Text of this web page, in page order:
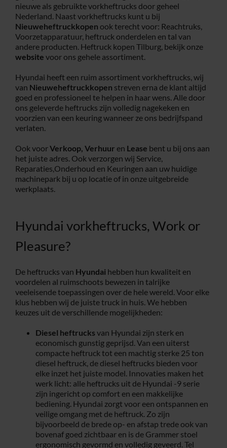
Contact
nieuwe als gebruikte vorkheftrucks door geheel
Nederland. Naast vorkheftrucks kunt u bij
Nieuweheftruckkopen ook terecht voor: Reachtruks,
Voorzetapparatuur, heftruck onderdelen en tal van
andere producten. Heftruck kopen Tilburg, bekijk onze
website voor ons gehele assortiment.
Hyundai heeft een ruim assortiment vorkheftrucks, wij
van Nieuweheftruckkopen streven erna de klant altijd
goed en professioneel te helpen in haar wens. Alle door
ons geleverde heftrucks zijn volledig nagekeken en
voorzien van een keuring wanneer ze ons bedrijfspand
verlaten.
Ook voorVerkoop, Verhuur en Lease bent u bij ons aan
het juiste adres. Ook verzorgen wij Service,
Reparaties,Onderhoud en Keuringen aan uw huidige
machinepark bij u op locatie of in onze uitgebreide
werkplaats.
Hyundai vorkheftrucks, Work or
Pleasure?
De heftrucks van Hyundai hebben hun kwaliteit en
voordelen al ruimschoots bewezen in talrijke
veeleisende toepassingen over de hele wereld. Voor elke
klus hebben wij de juiste truck in huis. We hebben
keuzes uit de verschillende mogelijkheden:
Diesel heftrucks van Hyundai zijn sterk en
economisch gunstig geprijsd. Van een uiterst
compacte heftruck tot een machtig sterke 25 ton
diesel heftruck, de diesel heftrucks bieden voor
elke inzet het juiste model. Innovaties maken het
werk licht: alle heftrucks uit de Hyundai -9 serie
zijn ingericht op comfort en een makkelijke
bediening. Hyundai zorgt voor een ontspannen en
veilige omgang met de heftruck. Zo zijn
bijvoorbeeld de brede op- en afstap trede ook van
bovenaf goed zichtbaar en is de Grammer stoel
ergonomisch gevormd en volledig geveerd. Tel